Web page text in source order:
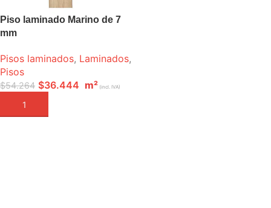
Piso laminado Marino de 7
mm
Pisos laminados, Laminados,
Pisos
$54.264 $36.444 m² (incl. IVA)
AÑADIR A LA CESTA